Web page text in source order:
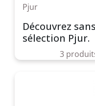
Pjur
Découvrez
sélection Pjur.
3